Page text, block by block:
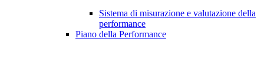
Sistema di misurazione e valutazione della
performance
Piano della Performance